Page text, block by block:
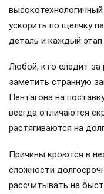
ускорить по щелчку
деталь и каждый этап
Любой, кто следит за
заметить странную
Пентагона на
всегда отличаются
растягиваются на
Причины кроются в
сложности
рассчитывать на